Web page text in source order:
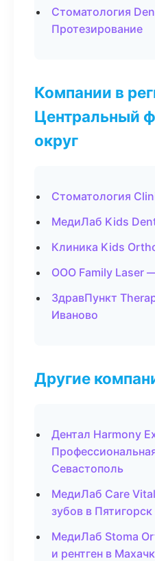
Стоматология
Протезирование
Компании в
Центральный
округ
Стоматология
МедиЛаб Kids
Клиника Kids
ООО Family Laser
ЗдравПункт
Иваново
Другие
Дентал Harmony
Севастополь
МедиЛаб Care
зубов в Пятигорск
МедиЛаб Stoma
и рентген в